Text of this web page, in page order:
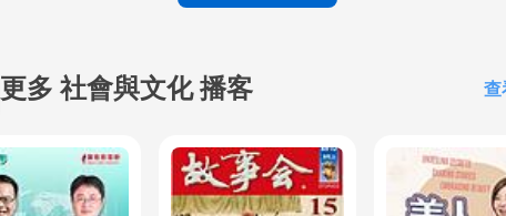
更多 社會與文化 播客 查